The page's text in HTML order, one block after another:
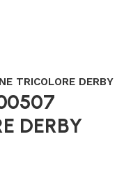
TRICOLORE DERBY
DERBY